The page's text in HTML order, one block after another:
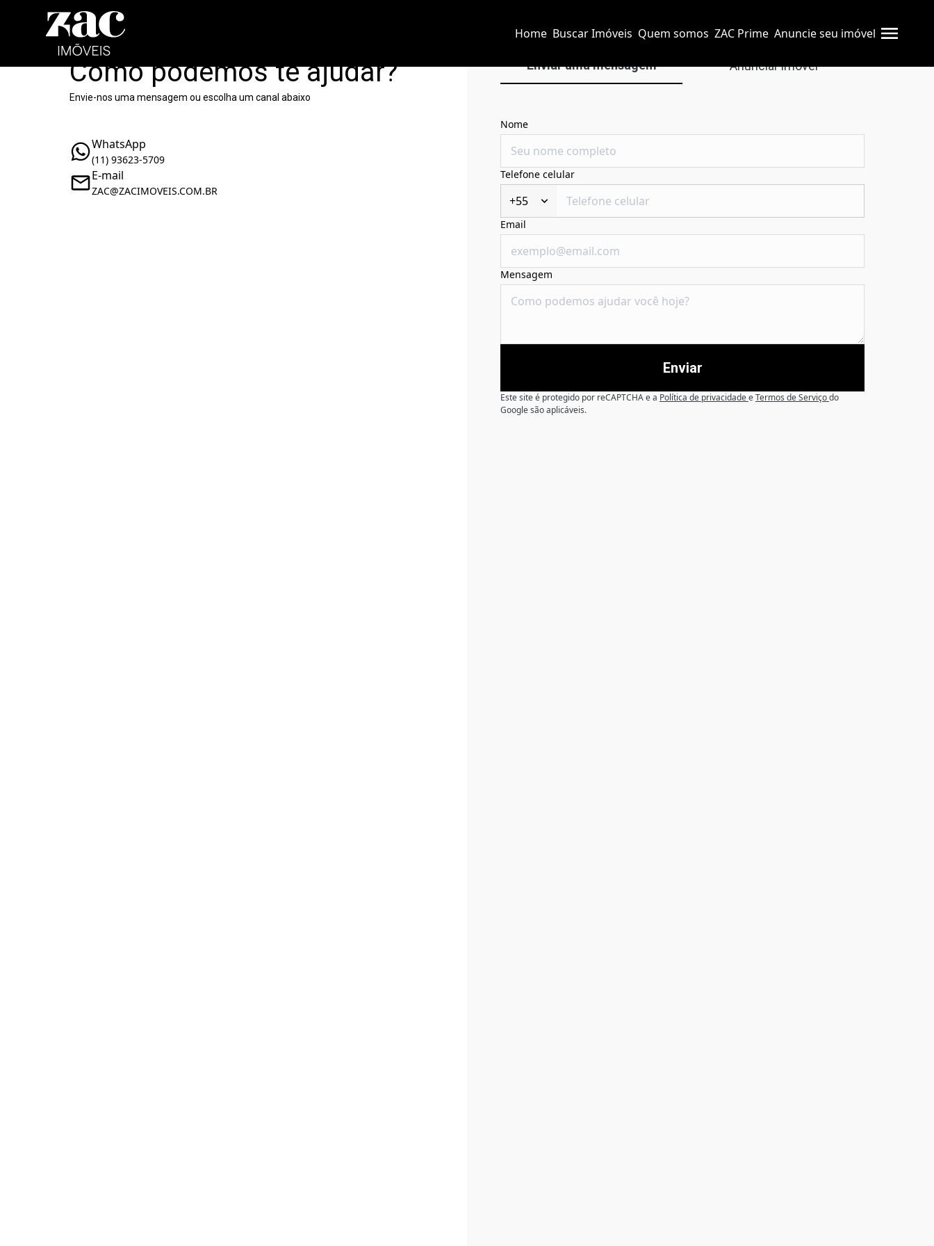
Home Buscar Imóveis Quem somos ZAC Prime Anuncie seu imóvel
Como podemos te ajudar?
Envie-nos uma mensagem ou escolha um canal abaixo
WhatsApp
(11) 93623-5709
E-mail
ZAC@ZACIMOVEIS.COM.BR
Enviar uma mensagem Anunciar imóvel
Nome
Telefone celular
+55
Email
Mensagem
Enviar
Este site é protegido por reCAPTCHA e a Política de privacidadeeTermos de Serviçodo
Google são aplicáveis.